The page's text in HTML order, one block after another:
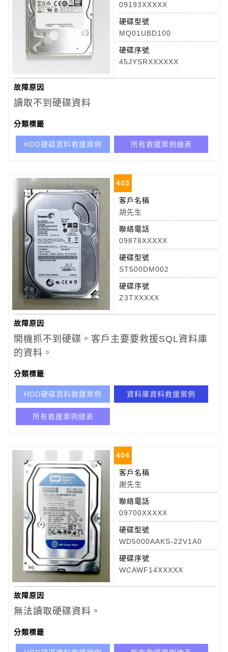
09193XXXXX
硬碟型號
MQ01UBD100
硬碟序號
45JYSRXXXXXX
故障原因
讀取不到硬碟資料
分類標籤
HDD硬碟資料救援案例 所有救援案例總表
403
客戶名稱
胡先生
聯絡電話
09878XXXXX
硬碟型號
ST500DM002
硬碟序號
Z3TXXXXX
故障原因
開機抓不到硬碟。客戶主要要救援SQL資料庫
的資料。
分類標籤
HDD硬碟資料救援案例 資料庫資料救援案例
所有救援案例總表
404
客戶名稱
謝先生
聯絡電話
09700XXXXX
硬碟型號
WD5000AAKS-22V1A0
硬碟序號
WCAWF14XXXXX
故障原因
無法讀取硬碟資料。
分類標籤